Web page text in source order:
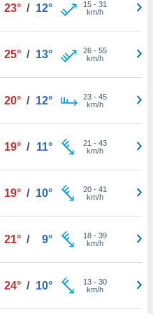
23° / 12° 15- 31
km/h
25° / 13° 26- 55
km/h
20° / 12° 23- 45
km/h
19° / 11° 21 - 43
km/h
19° / 10° 20- 41
km/h
21° / 9° 18- 39
km/h
24° / 10° 13- 30
km/h